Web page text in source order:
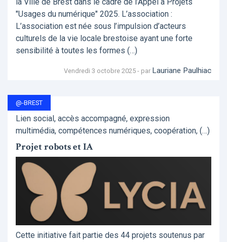
"Usages du numérique" 2025. L’association :
L’association est née sous l’impulsion d’acteurs
culturels de la vie locale brestoise ayant une forte
sensibilité à toutes les formes (…)
Vendredi 3 octobre 2025 - par Lauriane Paulhiac
@-BREST
Lien social, accès accompagné, expression
multimédia, compétences numériques, coopération, (…)
Projet robots et IA
Cette initiative fait partie des 44 projets soutenus par